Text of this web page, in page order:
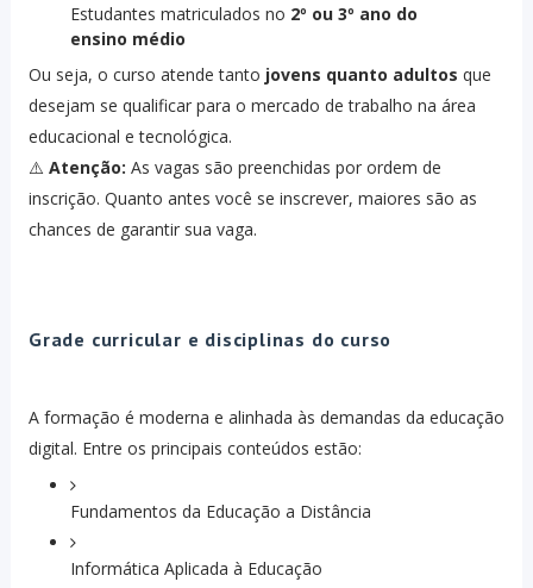
Estudantes matriculados no 2º ou 3º ano do
ensino médio
Ou seja, o curso atende tanto jovens quanto adultos que
desejam se qualificar para o mercado de trabalho na área
educacional e tecnológica.
⚠️ Atenção: As vagas são preenchidas por ordem de
inscrição. Quanto antes você se inscrever, maiores são as
chances de garantir sua vaga.
Grade curricular e disciplinas do curso
A formação é moderna e alinhada às demandas da educação
digital. Entre os principais conteúdos estão:
Fundamentos da Educação a Distância
Informática Aplicada à Educação